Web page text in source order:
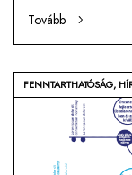
Tovább
FENNTARTHATÓSÁG,